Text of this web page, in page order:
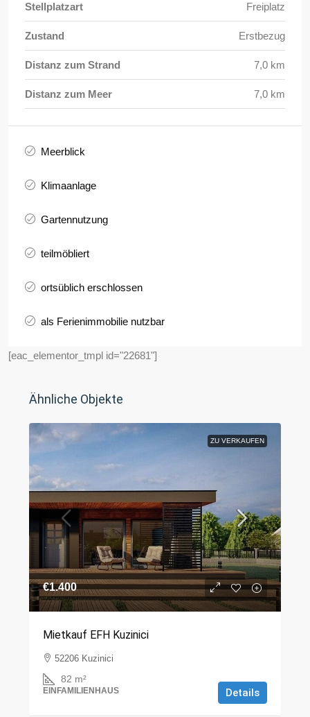
Stellplatzart Freiplatz
Zustand Erstbezug
Distanz zum Strand 7,0 km
Distanz zum Meer 7,0 km
Meerblick
Klimaanlage
Gartennutzung
teilmöbliert
ortsüblich erschlossen
als Ferienimmobilie nutzbar
[eac_elementor_tmpl id="22681"]
Ähnliche Objekte
ZU VERKAUFEN
€1.400
Mietkauf EFH Kuzinici
52206 Kuzinici
82 m²
EINFAMILIENHAUS Details